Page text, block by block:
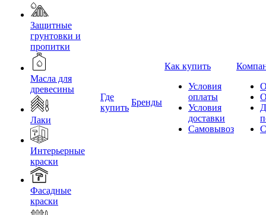
Защитные
грунтовки и
пропитки
Масла для
древесины
Лаки
Интерьерные
краски
Фасадные
краски
Где
купить
Бренды
Как купить
Условия
оплаты
Условия
доставки
Самовывоз